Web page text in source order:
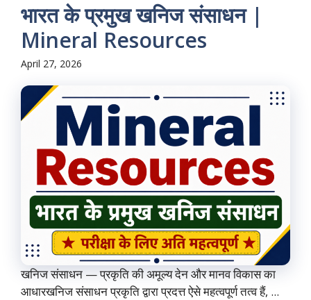
भारत के प्रमुख खनिज संसाधन |
Mineral Resources
April 27, 2026
खनिज संसाधन — प्रकृति की अमूल्य देन और मानव विकास का
आधारखनिज संसाधन प्रकृति द्वारा प्रदत्त ऐसे महत्वपूर्ण तत्व हैं, ...